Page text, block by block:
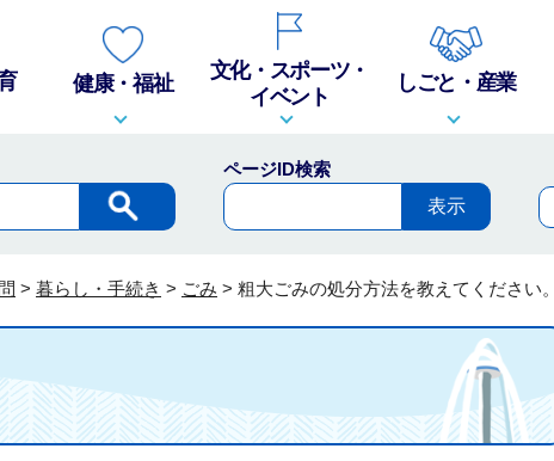
健康・福祉
文化・スポーツ・
イベント
しごと・産業
ページID検索
> 暮らし・手続き > ごみ > 粗大ごみの処分方法を教えてください。